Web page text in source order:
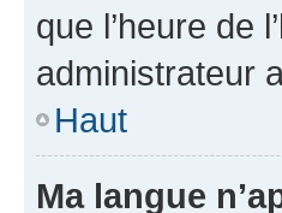
que l’heure de
administrateur
Haut
Ma langue